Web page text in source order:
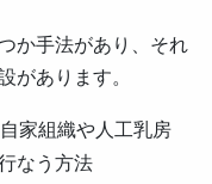
か手法があり、それ
があります。
家組織や人工乳房
なう方法